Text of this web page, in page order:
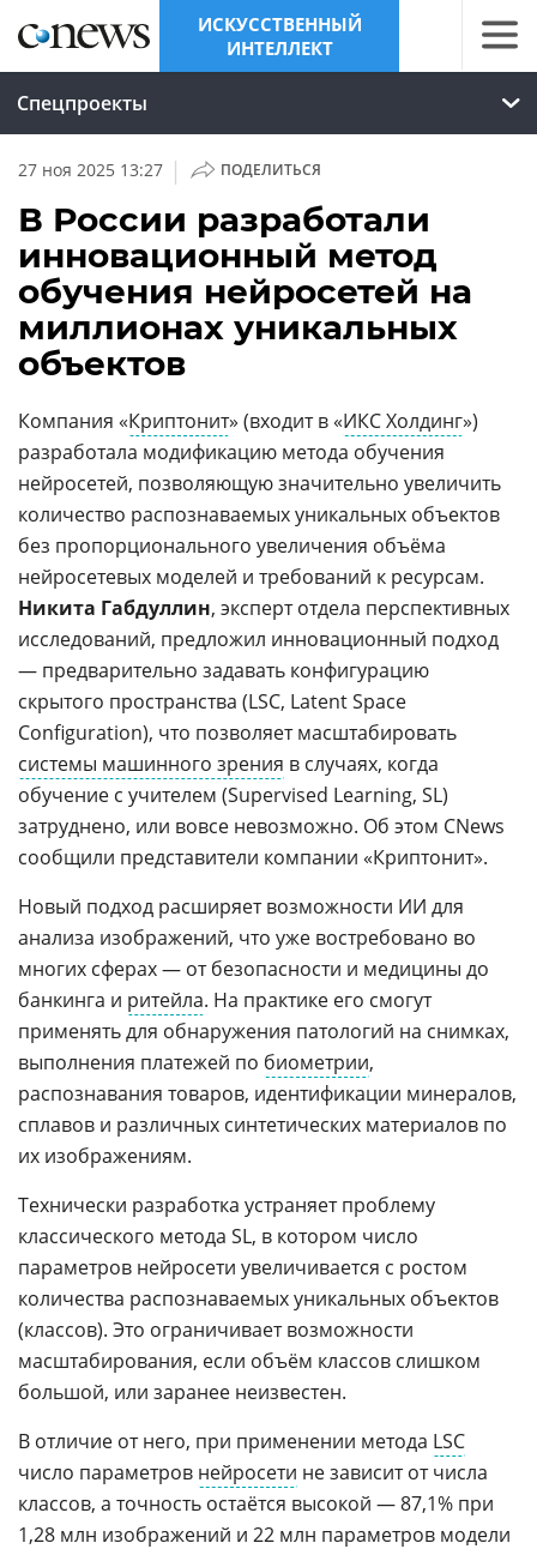
ИСКУССТВЕННЫЙ
ИНТЕЛЛЕКТ
Спецпроекты
27 ноя 2025 13:27 | ПОДЕЛИТЬСЯ
В России разработали
инновационный метод
обучения нейросетей на
миллионах уникальных
объектов
Компания «Криптонит» (входит в «ИКС Холдинг»)
разработала модификацию метода обучения
нейросетей, позволяющую значительно увеличить
количество распознаваемых уникальных объектов
без пропорционального увеличения объёма
нейросетевых моделей и требований к ресурсам.
Никита Габдуллин, эксперт отдела перспективных
исследований, предложил инновационный подход
— предварительно задавать конфигурацию
скрытого пространства (LSC, Latent Space
Configuration), что позволяет масштабировать
системы машинного зрения в случаях, когда
обучение с учителем (Supervised Learning, SL)
затруднено, или вовсе невозможно. Об этом CNews
сообщили представители компании «Криптонит».
Новый подход расширяет возможности ИИ для
анализа изображений, что уже востребовано во
многих сферах — от безопасности и медицины до
банкинга и ритейла. На практике его смогут
применять для обнаружения патологий на снимках,
выполнения платежей по биометрии,
распознавания товаров, идентификации минералов,
сплавов и различных синтетических материалов по
их изображениям.
Технически разработка устраняет проблему
классического метода SL, в котором число
параметров нейросети увеличивается с ростом
количества распознаваемых уникальных объектов
(классов). Это ограничивает возможности
масштабирования, если объём классов слишком
большой, или заранее неизвестен.
В отличие от него, при применении метода LSC
число параметров нейросети не зависит от числа
классов, а точность остаётся высокой — 87,1% при
1,28 млн изображений и 22 млн параметров модели